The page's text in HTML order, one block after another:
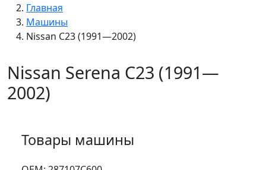
Главная
Машины
Nissan C23 (1991—2002)
Nissan Serena C23 (1991—
2002)
Товары машины